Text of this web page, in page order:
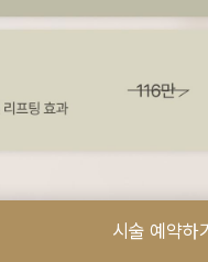
시술 예약하